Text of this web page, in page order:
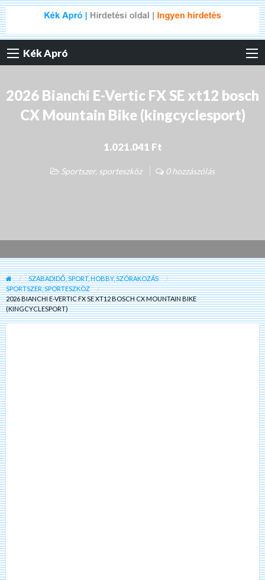
Kék Apró
2026 Bianchi E-Vertic FX SE xt12 bosch
CX Mountain Bike (kingcyclesport)
1.021.041 Ft
Sportszer, sporteszköz 0 hozzászólás
SZABADIDŐ, SPORT, HOBBY, SZÓRAKOZÁS
SPORTSZER, SPORTESZKÖZ
2026 BIANCHI E-VERTIC FX SE XT12 BOSCH CX MOUNTAIN BIKE
(KINGCYCLESPORT)